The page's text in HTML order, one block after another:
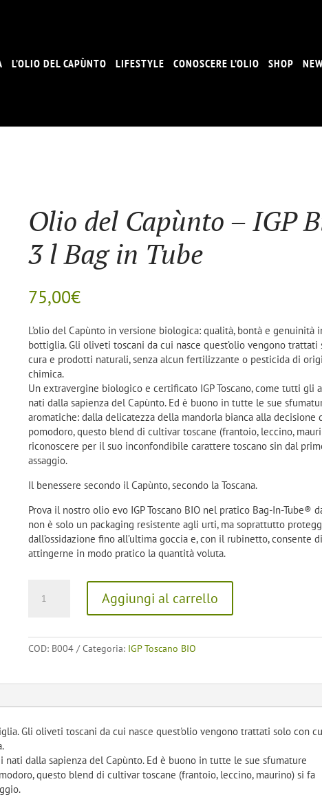
L’OLIO DEL CAPÙNTO LIFESTYLE CONOSCERE L’OLIO SHOP
Olio del Capùnto – IGP
3 l Bag in Tube
75,00€
L’olio del Capùnto in versione biologica: qualità, bontà e genuinità
bottiglia. Gli oliveti toscani da cui nasce quest’olio vengono trattati
cura e prodotti naturali, senza alcun fertilizzante o pesticida di
chimica.
Un extravergine biologico e certificato IGP Toscano, come tutti gli
nati dalla sapienza del Capùnto. Ed è buono in tutte le sue
aromatiche: dalla delicatezza della mandorla bianca alla decisione
pomodoro, questo blend di cultivar toscane (frantoio, leccino,
riconoscere per il suo inconfondibile carattere toscano sin dal
assaggio.
Il benessere secondo il Capùnto, secondo la Toscana.
Prova il nostro olio evo IGP Toscano BIO nel pratico Bag-In-Tube®
non è solo un packaging resistente agli urti, ma soprattutto
dall’ossidazione fino all’ultima goccia e, con il rubinetto, consente di
attingerne in modo pratico la quantità voluta.
IGP
l
Tube
Aggiungi al carrello
COD: B004 Categoria: IGP Toscano BIO
Gli oliveti toscani da cui nasce quest'olio vengono trattati solo con
dalla sapienza del Capùnto. Ed è buono in tutte le sue sfumature
questo blend di cultivar toscane (frantoio, leccino, maurino) si fa